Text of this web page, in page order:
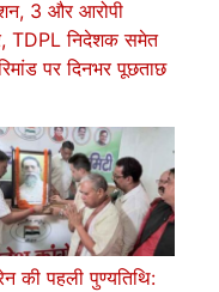
3 और आरोपी
TDPL निदेशक समेत
पर दिनभर पूछताछ
की पहली पुण्यतिथि: